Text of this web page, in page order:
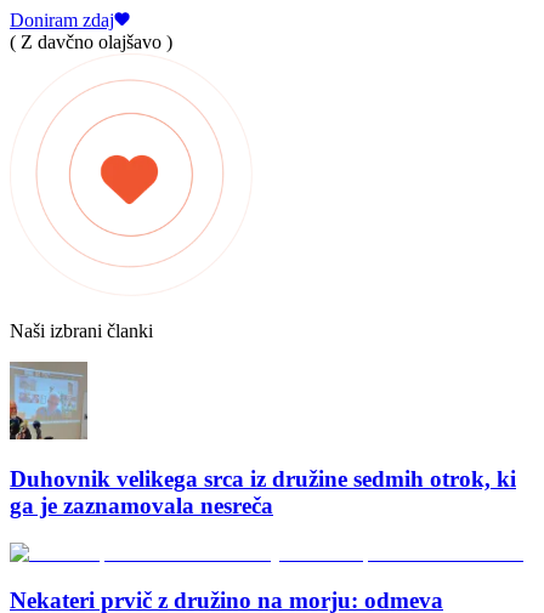
Doniram zdaj
( Z davčno olajšavo )
Naši izbrani članki
Duhovnik velikega srca iz družine sedmih otrok, ki
ga je zaznamovala nesreča
Nekateri prvič z družino na morju: odmeva